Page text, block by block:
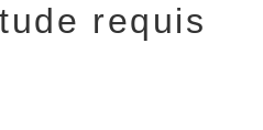
requis